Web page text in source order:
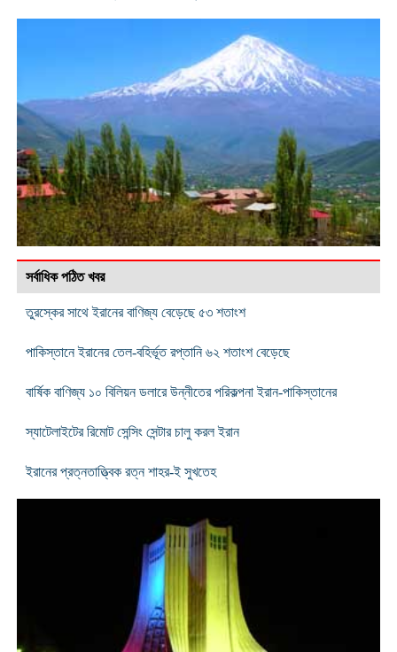
সর্বাধিক পঠিত খবর
তুরস্কের সাথে ইরানের বাণিজ্য বেড়েছে ৫৩ শতাংশ
পাকিস্তানে ইরানের তেল-বহির্ভূত রপ্তানি ৬২ শতাংশ বেড়েছে
বার্ষিক বাণিজ্য ১০ বিলিয়ন ডলারে উন্নীতের পরিকল্পনা ইরান-পাকিস্তানের
স্যাটেলাইটের রিমোট সেন্সিং সেন্টার চালু করল ইরান
ইরানের প্রত্নতাত্ত্বিক রত্ন শাহর-ই সুখতেহ